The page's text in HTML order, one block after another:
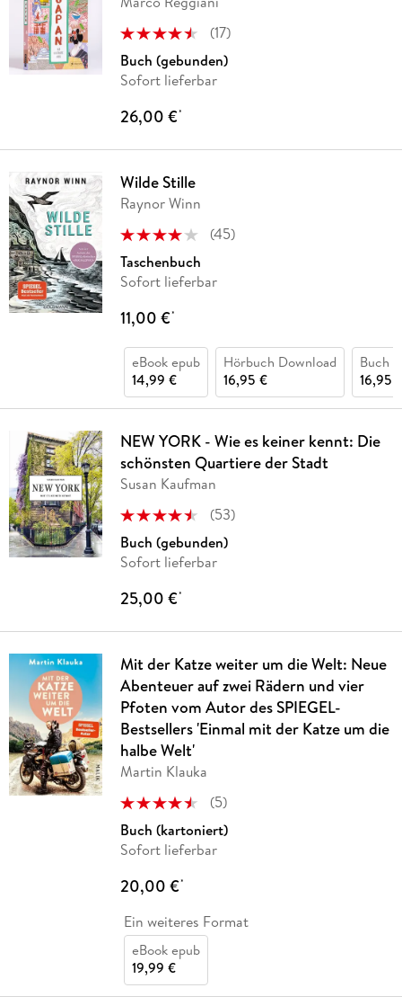
(17)
Buch (gebunden)
Sofort lieferbar
26,00 €*
Wilde Stille
Raynor Winn
(45)
Taschenbuch
Sofort lieferbar
11,00 €*
eBook epub
14,99 €
Hörbuch Download
16,95 €
Buch
16,95
NEW YORK - Wie es keiner kennt: Die
schönsten Quartiere der Stadt
Susan Kaufman
(53)
Buch (gebunden)
Sofort lieferbar
25,00 €*
Mit der Katze weiter um die Welt: Neue
Abenteuer auf zwei Rädern und vier
Pfoten vom Autor des SPIEGEL-
Bestsellers 'Einmal mit der Katze um die
halbe Welt'
Martin Klauka
(5)
Buch (kartoniert)
Sofort lieferbar
20,00 €*
Ein weiteres Format
eBook epub
19,99 €